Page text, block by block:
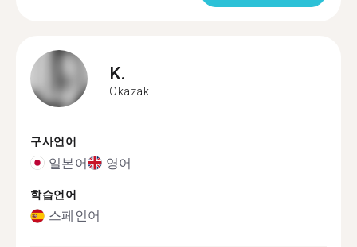
K.
Okazaki
구사언어
일본어 영어
학습언어
스페인어